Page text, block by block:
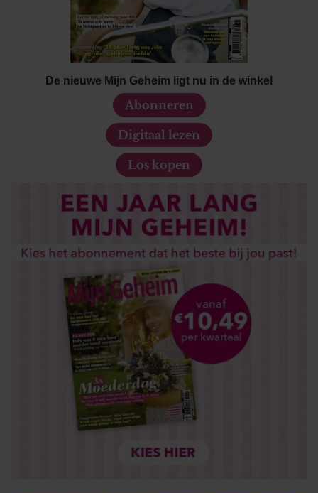
De nieuwe Mijn Geheim ligt nu in de winkel
Abonneren
Digitaal lezen
Los kopen